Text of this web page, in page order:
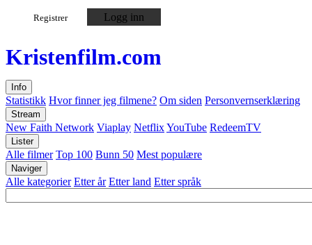
Registrer Logg inn
Kristenfilm.com
Info
Statistikk Hvor finner jeg filmene? Om siden Personvernserklæring
Stream
New Faith Network Viaplay NetflixYouTube RedeemTV
Lister
Alle filmer Top 100 Bunn 50 Mest populære
Naviger
Alle kategorier Etter år Etter land Etter språk